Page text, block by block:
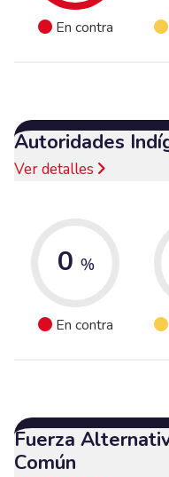
En contra
Autoridades
Ver detalles
0 %
En contra
Fuerza
Común